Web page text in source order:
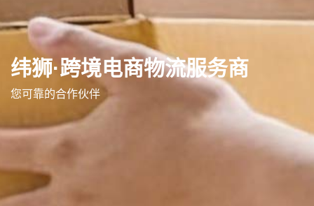
纬狮·跨境电商物流服务商
您可靠的合作伙伴